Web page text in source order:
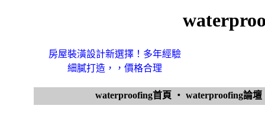
房屋裝潢設計新選擇！多年經驗
細膩打造，，價格合理
waterproofing首頁 ‧ waterproofing論壇